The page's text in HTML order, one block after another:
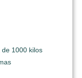
1000 kilos